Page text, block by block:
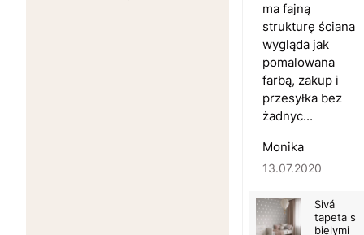
ma fajną
strukturę ściana
wygląda jak
pomalowana
farbą, zakup i
przesyłka bez
żadnyc...
Monika
13.07.2020
Sivá
tapeta s
bielymi